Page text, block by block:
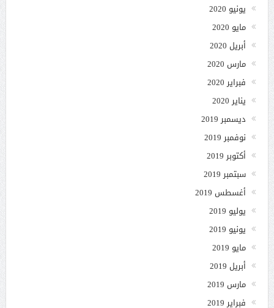
يونيو 2020
مايو 2020
أبريل 2020
مارس 2020
فبراير 2020
يناير 2020
ديسمبر 2019
نوفمبر 2019
أكتوبر 2019
سبتمبر 2019
أغسطس 2019
يوليو 2019
يونيو 2019
مايو 2019
أبريل 2019
مارس 2019
فبراير 2019